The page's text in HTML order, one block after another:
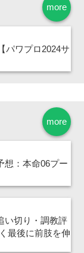
more
パワプロ2024サ
more
想：本命06プー
い切り・調教評
最後に前肢を伸